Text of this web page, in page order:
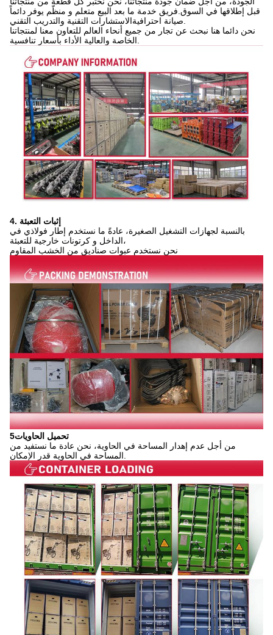
قبل إطلاقها في السوق.فريق خدمة ما بعد البيع متعلم و منظّم يوفر دائماً
نحن دائما هنا نبحث عن تجار من جميع أنحاء العالم للتعاون معنا لمنتجاتنا
4. إثبات التعبئة
بالنسبة لجهازات التشغيل الصغيرة، عادةً ما نستخدم إطار فولاذي في
الداخل و كرتونات خارجية للتعبئة،
نحن نستخدم عبوات صناديق من الخشب المقاوم
5تحميل الحاويات
من أجل عدم إهدار المساحة في الحاوية، نحن عادة ما نستفيد من